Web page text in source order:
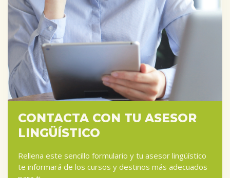
CONTACTA CON TU ASESOR
LINGÜÍSTICO
Rellena este sencillo formulario y tu asesor lingüístico
te informará de los cursos y destinos más adecuados